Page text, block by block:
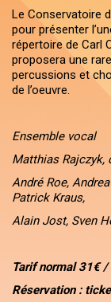
Le Conservatoire
pour présenter
répertoire de Carl
proposera une
percussions et
de l’oeuvre.
Ensemble vocal
Matthias Rajczyk,
André Roe,
Patrick Kraus,
Alain Jost, Sven
Tarif normal 31€
Réservation :